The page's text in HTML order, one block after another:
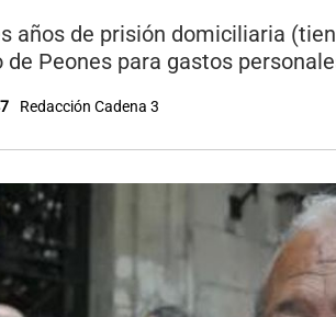
años de prisión domiciliaria
de Peones para gastos
Redacción Cadena 3